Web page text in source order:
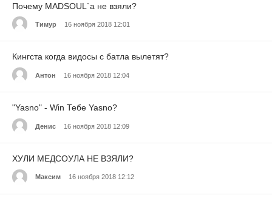
Почему MADSOUL`a не взяли?
Тимур 16 ноября 2018 12:01
Кингста когда видосы с батла вылетят?
Антон 16 ноября 2018 12:04
"Yasno" - Win Тебе Yasno?
Денис 16 ноября 2018 12:09
ХУЛИ МЕДСОУЛА НЕ ВЗЯЛИ?
Максим 16 ноября 2018 12:12